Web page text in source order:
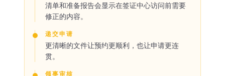
清单和准备报告会显示在签证中心访问前需要
修正的内容。
递交申请
更清晰的文件让预约更顺利，也让申请更连
贯。
领事审核